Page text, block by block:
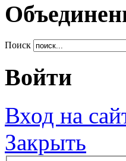
Поиск
Войти
Вход на
Закрыть